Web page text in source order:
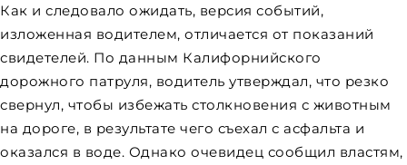
Как и следовало ожидать, версия событий,
изложенная водителем, отличается от показаний
свидетелей. По данным Калифорнийского
дорожного патруля, водитель утверждал, что резко
свернул, чтобы избежать столкновения с животным
на дороге, в результате чего съехал с асфальта и
оказался в воде. Однако очевидец сообщил властям,